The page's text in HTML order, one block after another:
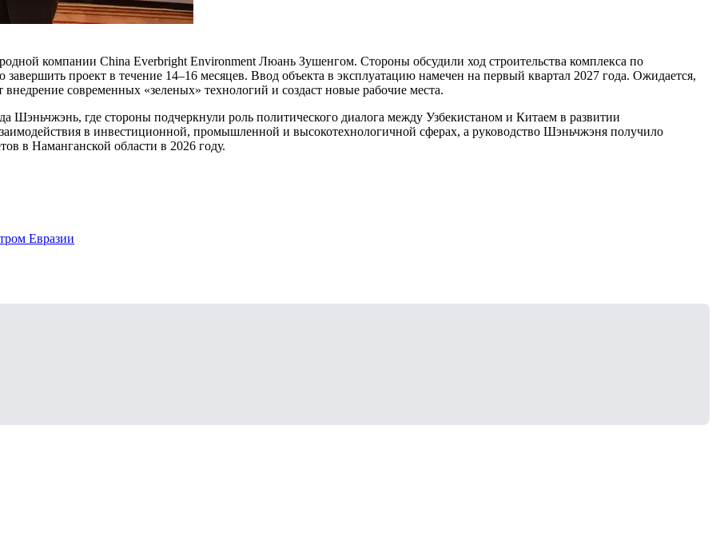
компании China Everbright Environment Люань Зушенгом. Стороны обсудили ход строительства комплекса по
проект в течение 14–16 месяцев. Ввод объекта в эксплуатацию намечен на первый квартал 2027 года. Ожидается,
современных «зеленых» технологий и создаст новые рабочие места.
Шэньчжэнь, где стороны подчеркнули роль политического диалога между Узбекистаном и Китаем в развитии
в инвестиционной, промышленной и высокотехнологичной сферах, а руководство Шэньчжэня получило
в Наманганской области в 2026 году.
Евразии